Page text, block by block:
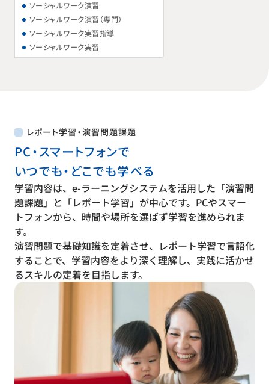
ソーシャルワーク演習
ソーシャルワーク演習（専門）
ソーシャルワーク実習指導
ソーシャルワーク実習
レポート学習・演習問題課題
PC・スマートフォンで
いつでも・どこでも学べる
学習内容は、e-ラーニングシステムを活用した「演習問
題課題」と「レポート学習」が中心です。PCやスマー
トフォンから、時間や場所を選ばず学習を進められま
す。
演習問題で基礎知識を定着させ、レポート学習で言語化
することで、学習内容をより深く理解し、実践に活かせ
るスキルの定着を目指します。